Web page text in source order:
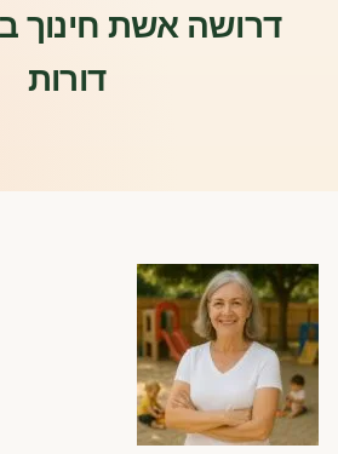
דרושה אשת חינוך
דורות